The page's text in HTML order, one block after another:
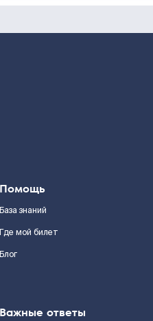
Помощь
База знаний
Где мой билет
Блог
Важные ответы